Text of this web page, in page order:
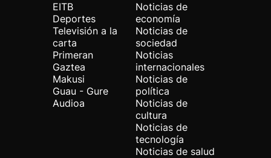
EITB
Deportes
Televisión a la
carta
Primeran
Gaztea
Makusi
Guau - Gure
Audioa
Noticias de
economía
Noticias de
sociedad
Noticias
internacionales
Noticias de
política
Noticias de
cultura
Noticias de
tecnología
Noticias de salud